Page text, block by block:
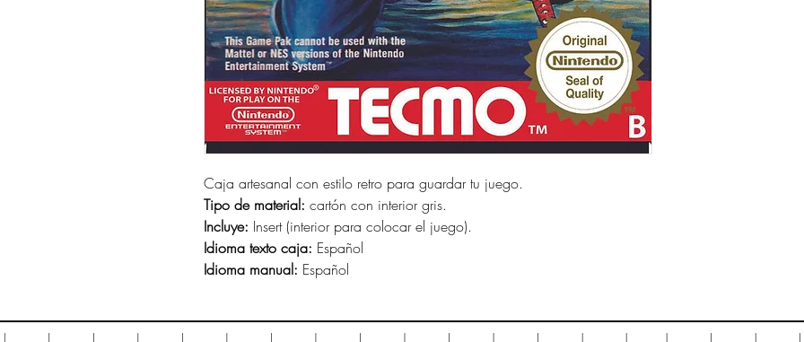
Caja artesanal con estilo retro para guardar tu juego.
Tipo de material: cartón con interior gris.
Incluye: Insert (interior para colocar el juego).
Idioma texto caja: Español
Idioma manual: Español